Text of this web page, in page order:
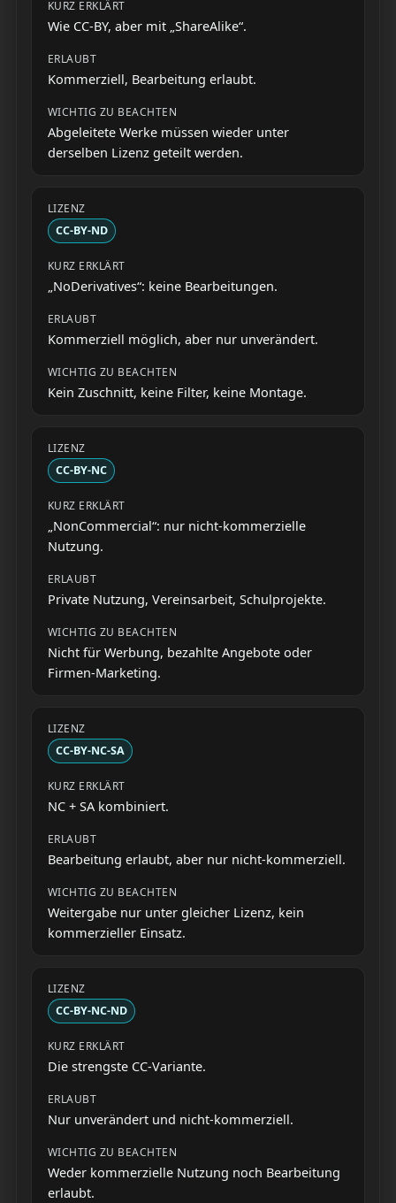
Wie CC-BY, aber mit „ShareAlike“.
Kommerziell, Bearbeitung erlaubt.
Abgeleitete Werke müssen wieder unter
derselben Lizenz geteilt werden.
CC-BY-ND
„NoDerivatives“: keine Bearbeitungen.
Kommerziell möglich, aber nur unverändert.
Kein Zuschnitt, keine Filter, keine Montage.
CC-BY-NC
„NonCommercial“: nur nicht-kommerzielle
Nutzung.
Private Nutzung, Vereinsarbeit, Schulprojekte.
Nicht für Werbung, bezahlte Angebote oder
Firmen-Marketing.
CC-BY-NC-SA
NC + SA kombiniert.
Bearbeitung erlaubt, aber nur nicht-kommerziell.
Weitergabe nur unter gleicher Lizenz, kein
kommerzieller Einsatz.
CC-BY-NC-ND
Die strengste CC-Variante.
Nur unverändert und nicht-kommerziell.
Weder kommerzielle Nutzung noch Bearbeitung
erlaubt.